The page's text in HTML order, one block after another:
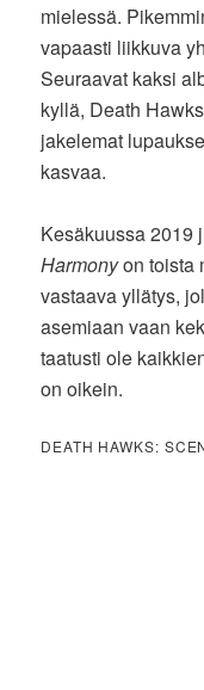
mielessä.
vapaasti liikkuva
Seuraavat kaksi
kyllä, Death
jakelemat
kasvaa.
Kesäkuussa 2019
Harmonyon toista
vastaava yllätys,
asemiaan vaan
taatusti ole
on oikein.
DEATH HAWKS: